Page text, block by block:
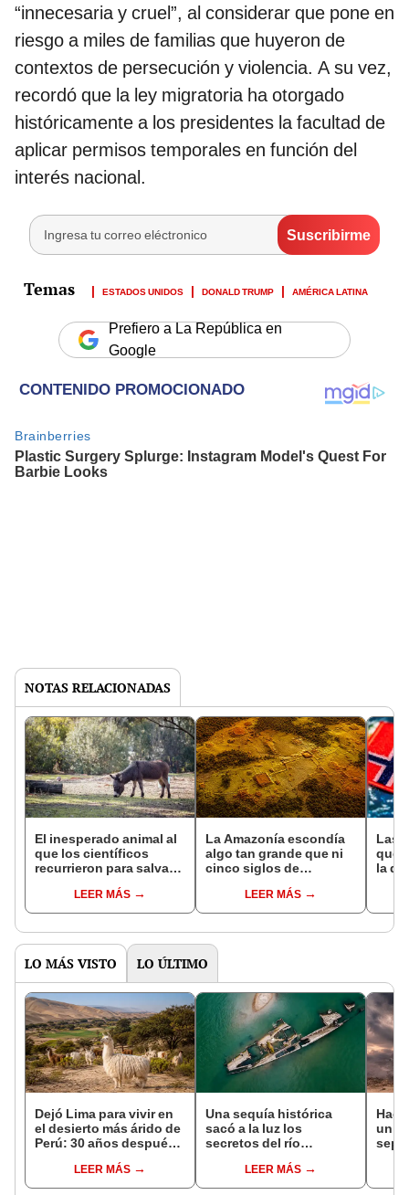
“innecesaria y cruel”, al considerar que pone en
riesgo a miles de familias que huyeron de
contextos de persecución y violencia. A su vez,
recordó que la ley migratoria ha otorgado
históricamente a los presidentes la facultad de
aplicar permisos temporales en función del
interés nacional.
ESTADOS UNIDOS DONALD TRUMP AMÉRICA LATINA
Prefiero a La República en
Google
NOTAS RELACIONADAS
El inesperado animal al
que los científicos
recurrieron para salvar
reintroducción de un
asno salvaje está
en un paisaje con más
LEER MÁS
La Amazonía escondía
algo tan grande que ni
cinco siglos de
encontrarlo: el hallazgo
podría cambiar todo lo
pasado
LEER MÁS
Las
que
la de
LO MÁS VISTO LO ÚLTIMO
Dejó Lima para vivir en
el desierto más árido de
Perú: 30 años después,
creó un sorprendente
ecosistema
LEER MÁS
Una sequía histórica
sacó a la luz los
secretos del río
Segunda Guerra
Mundial, fósiles de
LEER MÁS
un